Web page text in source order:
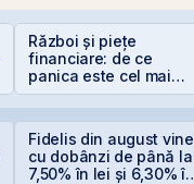
Război și piețe
financiare: de ce
panica este cel mai
scump sfat
Fidelis din august vine
cu dobânzi de până la
7,50% în lei și 6,30% în